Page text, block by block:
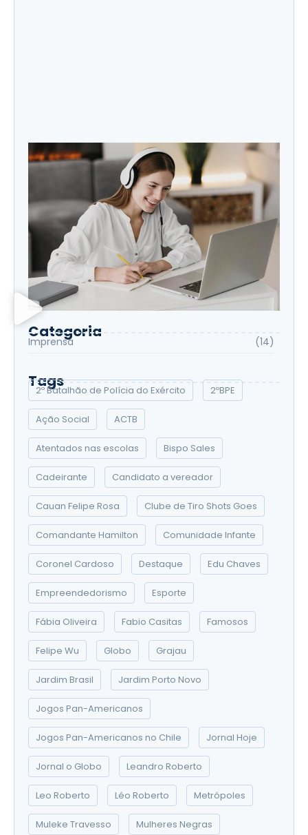
Categoria
Imprensa (14)
Tags
2º Batalhão de Polícia do Exército 2ºBPE
Ação Social ACTB
Atentados nas escolas Bispo Sales
Cadeirante Candidato a vereador
Cauan Felipe Rosa Clube de Tiro Shots Goes
Comandante Hamilton Comunidade Infante
Coronel Cardoso Destaque Edu Chaves
Empreendedorismo Esporte
Fábia Oliveira Fabio Casitas Famosos
Felipe Wu Globo Grajau
Jardim Brasil Jardim Porto Novo
Jogos Pan-Americanos
Jogos Pan-Americanos no Chile Jornal Hoje
Jornal o Globo Leandro Roberto
Leo Roberto Léo Roberto Metrópoles
Muleke Travesso Mulheres Negras